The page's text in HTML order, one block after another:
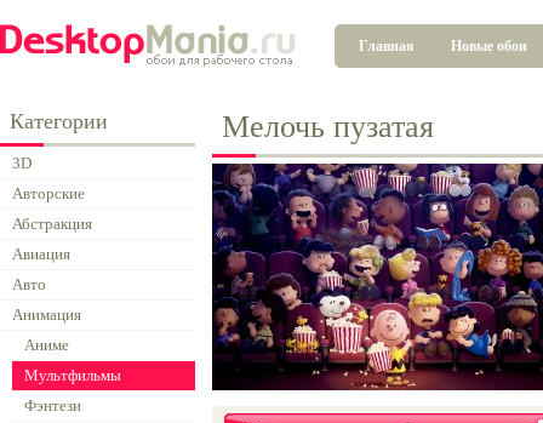
Главная Новые обои
Категории
3D
Авторские
Абстракция
Авиация
Авто
Анимация
Аниме
Мультфильмы
Фэнтези
Мелочь пузатая